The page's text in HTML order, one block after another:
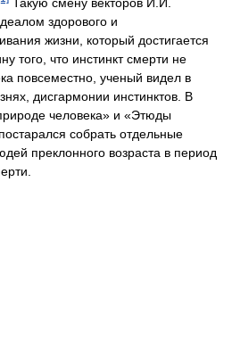
здорового и
жизни, который достигается
того, что инстинкт смерти не
повсеместно, ученый видел в
дисгармонии инстинктов. В
человека» и «Этюды
собрать отдельные
преклонного возраста в период